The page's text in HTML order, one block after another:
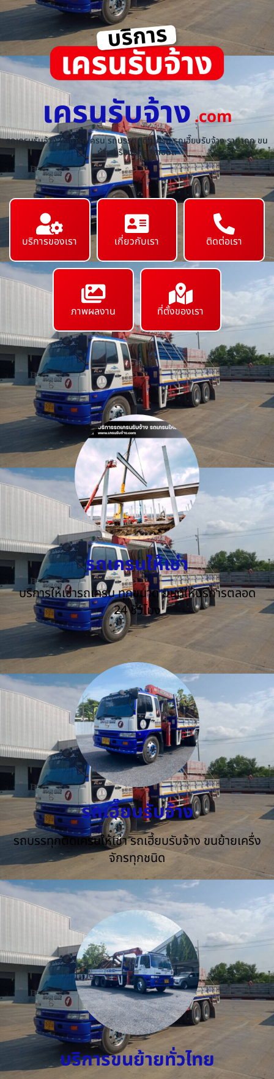
เครนรับจ้าง.com
รถเครนรับจ้าง ให้เช่ารถเครน รถบรรทุกติดเครน รถเฮี๊ยบรับจ้าง ราคาถูก ขน
ย้ายเครื่องจักร ทุกชนิด
บริการของเรา เกี่ยวกับเรา ติดต่อเรา
ภาพผลงาน ที่ตั้งของเรา
รถเครนให้เช่า
บริการให้เช่ารถเครน ทุกขนาด ยินดีให้บริการตลอด
24 ชั่วโมง
รถเฮี๊ยบรับจ้าง
รถบรรทุกติดเครนให้เช่า รถเฮี้ยบรับจ้าง ขนย้ายเครื่ง
จักรทุกชนิด
บริการขนย้ายทั่วไทย